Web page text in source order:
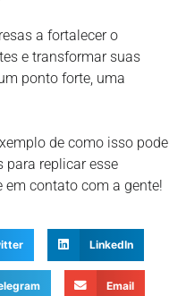
a fortalecer o
e transformar suas
ponto forte, uma
de como isso pode
para replicar esse
em contato com a gente!
LinkedIn
Email